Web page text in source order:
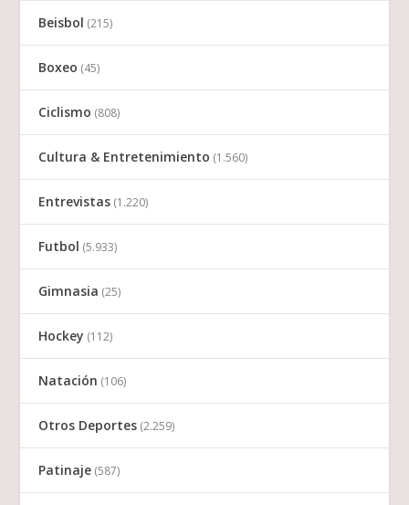
Beisbol (215)
Boxeo (45)
Ciclismo (808)
Cultura & Entretenimiento (1.560)
Entrevistas (1.220)
Futbol (5.933)
Gimnasia (25)
Hockey (112)
Natación (106)
Otros Deportes (2.259)
Patinaje (587)